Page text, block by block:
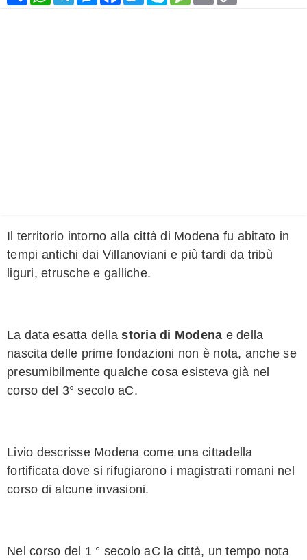
Il territorio intorno alla città di Modena fu abitato in
tempi antichi dai Villanoviani e più tardi da tribù
liguri, etrusche e galliche.
La data esatta dellastoria di Modena e della
nascita delle prime fondazioni non è nota, anche se
presumibilmente qualche cosa esisteva già nel
corso del 3° secolo aC.
Livio descrisse Modena come una cittadella
fortificata dove si rifugiarono i magistrati romani nel
corso di alcune invasioni.
Nel corso del 1 ° secolo aC la città, un tempo nota